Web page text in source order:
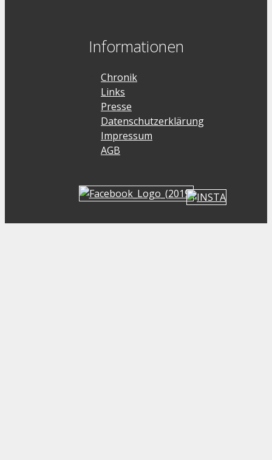
Informationen
Chronik
Links
Presse
Datenschutzerklärung
Impressum
AGB